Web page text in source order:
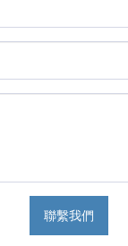
聯繫我們